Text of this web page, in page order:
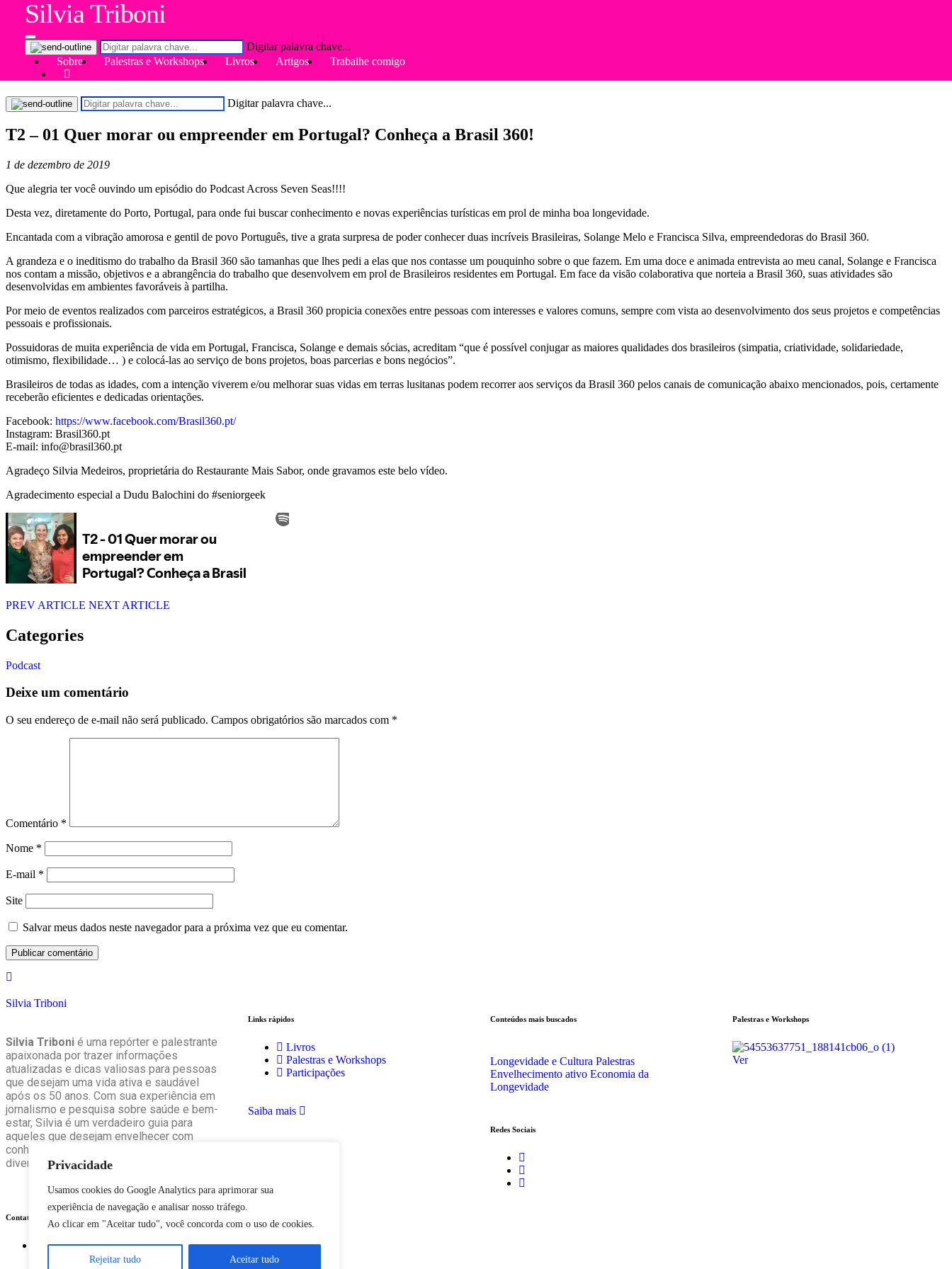
Privacidade
Usamos cookies do Google Analytics para aprimorar sua
experiência de navegação e analisar nosso tráfego.
Ao clicar em "Aceitar tudo", você concorda com o uso de cookies.
Rejeitar tudo Aceitar tudo
Silvia Triboni
Digitar palavra chave...
Sobre
Palestras e Workshops Livros Artigos Trabalhe comigo
O que você está procurando?
Digitar palavra chave...
T2 – 01 Quer morar ou empreender em Portugal? Conheça a Brasil 360!
1 de dezembro de 2019
Que alegria ter você ouvindo um episódio do Podcast Across Seven Seas!!!!
Desta vez, diretamente do Porto, Portugal, para onde fui buscar conhecimento e novas experiências turísticas em prol de minha boa longevidade.
Encantada com a vibração amorosa e gentil de povo Português, tive a grata surpresa de poder conhecer duas incríveis Brasileiras, Solange Melo e Francisca Silva, empreendedoras do Brasil 360.
A grandeza e o ineditismo do trabalho da Brasil 360 são tamanhas que lhes pedi a elas que nos contasse um pouquinho sobre o que fazem. Em uma doce e animada entrevista ao meu canal, Solange e Francisca
nos contam a missão, objetivos e a abrangência do trabalho que desenvolvem em prol de Brasileiros residentes em Portugal. Em face da visão colaborativa que norteia a Brasil 360, suas atividades são
desenvolvidas em ambientes favoráveis à partilha.
Por meio de eventos realizados com parceiros estratégicos, a Brasil 360 propicia conexões entre pessoas com interesses e valores comuns, sempre com vista ao desenvolvimento dos seus projetos e competências
pessoais e profissionais.
Possuidoras de muita experiência de vida em Portugal, Francisca, Solange e demais sócias, acreditam “que é possível conjugar as maiores qualidades dos brasileiros (simpatia, criatividade, solidariedade,
otimismo, flexibilidade… ) e colocá-las ao serviço de bons projetos, boas parcerias e bons negócios”.
Brasileiros de todas as idades, com a intenção viverem e/ou melhorar suas vidas em terras lusitanas podem recorrer aos serviços da Brasil 360 pelos canais de comunicação abaixo mencionados, pois, certamente
receberão eficientes e dedicadas orientações.
Facebook: https://www.facebook.com/Brasil360.pt/
Instagram: Brasil360.pt
E-mail: info@brasil360.pt
Agradeço Silvia Medeiros, proprietária do Restaurante Mais Sabor, onde gravamos este belo vídeo.
Agradecimento especial a Dudu Balochini do #seniorgeek
PREV ARTICLE NEXT ARTICLE
Categories
Podcast
Deixe um comentário
O seu endereço de e-mail não será publicado. Campos obrigatórios são marcados com *
Comentário *
Nome *
E-mail *
Site
Salvar meus dados neste navegador para a próxima vez que eu comentar.
Silvia Triboni
Silvia Triboni é uma repórter e palestrante
apaixonada por trazer informações
atualizadas e dicas valiosas para pessoas
que desejam uma vida ativa e saudável
após os 50 anos. Com sua experiência em
jornalismo e pesquisa sobre saúde e bem-
estar, Silvia é um verdadeiro guia para
aqueles que desejam envelhecer com
conhecimento, sabedoria e, acima de tudo,
diversão.
Contato
silviatriboni@gmail.com
Links rápidos
Livros
Palestras e Workshops
Participações
Saiba mais
Conteúdos mais buscados
Longevidade e Cultura Palestras
Envelhecimento ativo Economia da
Longevidade
Redes Sociais
Palestras e Workshops
Ver